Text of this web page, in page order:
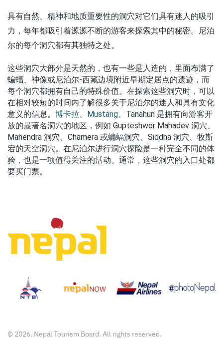
具有自然、精神和地质重要性的洞穴对它们具有迷人的吸引
力，每年都吸引着源源不断的游客来探索其中的秘密。尼泊
尔的每个洞穴都有其独特之处。
这些洞穴大部分是天然的，也有一些是人造的，里面布满了
蝙蝠、神像或尼泊尔-西藏边境附近早期定居点的遗迹，而
每个洞穴都拥有自己的特殊价值。在探索这些洞穴时，可以
在相对较短的时间内了解很多关于尼泊尔的迷人和具有文化
意义的信息。 博卡拉、 Mustang Tanahun 是拥有向游客开
放的最著名洞穴的地区，例如 Gupteshwor Mahadev 洞穴、
Mahendra 洞穴、 Chamera 或蝙蝠洞穴、 Siddha 洞穴、牧斯
宕的天空洞穴。在尼泊尔进行洞穴探险是一种完全不同的体
验，也是一项值得关注的活动。通常，这些洞穴的入口处都
要买门票。
© 2026. Nepal Tourism Board. All rights reserved.